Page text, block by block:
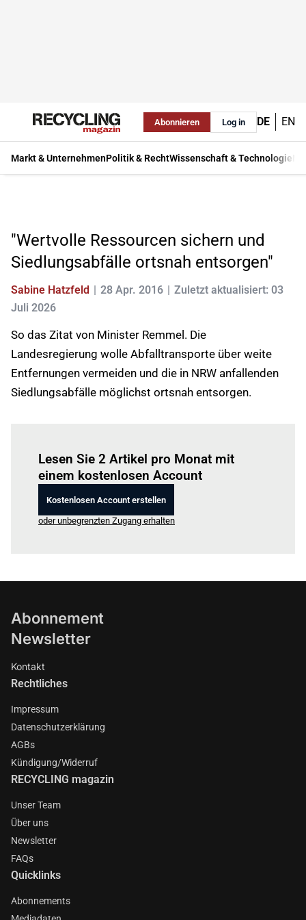
Abonnieren Log in DE EN
Markt & UnternehmenPolitik & RechtWissenschaft & Technologie
"Wertvolle Ressourcen sichern und
Siedlungsabfälle ortsnah entsorgen"
Sabine Hatzfeld 28 Apr. 2016
Zuletzt aktualisiert: 03
Juli 2026
So das Zitat von Minister Remmel. Die
Landesregierung wolle Abfalltransporte über weite
Entfernungen vermeiden und die in NRW anfallenden
Siedlungsabfälle möglichst ortsnah entsorgen.
Lesen Sie 2 Artikel pro Monat mit
einem kostenlosen Account
Kostenlosen Account erstellen
oder unbegrenzten Zugang erhalten
Abonnement
Newsletter
Kontakt
Rechtliches
Impressum
Datenschutzerklärung
AGBs
Kündigung/Widerruf
RECYCLING magazin
Unser Team
Über uns
Newsletter
FAQs
Quicklinks
Abonnements